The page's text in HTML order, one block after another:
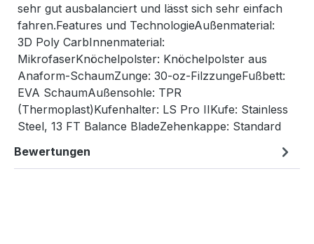
sehr gut ausbalanciert und lässt sich sehr einfach
fahren.Features und TechnologieAußenmaterial:
3D Poly CarbInnenmaterial:
MikrofaserKnöchelpolster: Knöchelpolster aus
Anaform-SchaumZunge: 30-oz-FilzzungeFußbett:
EVA SchaumAußensohle: TPR
(Thermoplast)Kufenhalter: LS Pro IIKufe: Stainless
Steel, 13 FT Balance BladeZehenkappe: Standard
Bewertungen